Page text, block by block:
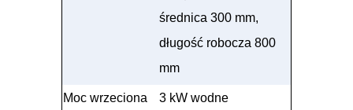
średnica 300 mm,
długość robocza 800
mm
Moc wrzeciona
3 kW wodne